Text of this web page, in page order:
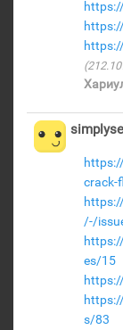
crack-fl
/-/
es/15
s/83